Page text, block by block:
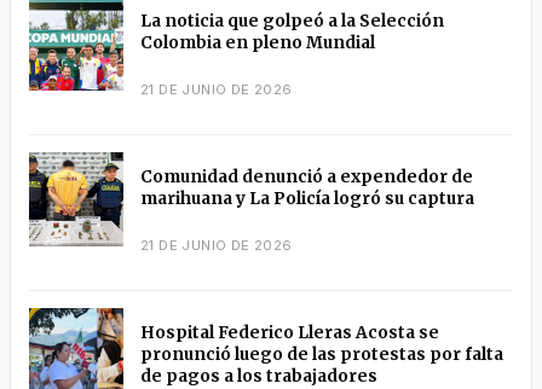
La noticia que golpeó a la Selección
Colombia en pleno Mundial
21 DE JUNIO DE 2026
Comunidad denunció a expendedor de
marihuana y La Policía logró su captura
21 DE JUNIO DE 2026
Hospital Federico Lleras Acosta se
pronunció luego de las protestas por falta
de pagos a los trabajadores